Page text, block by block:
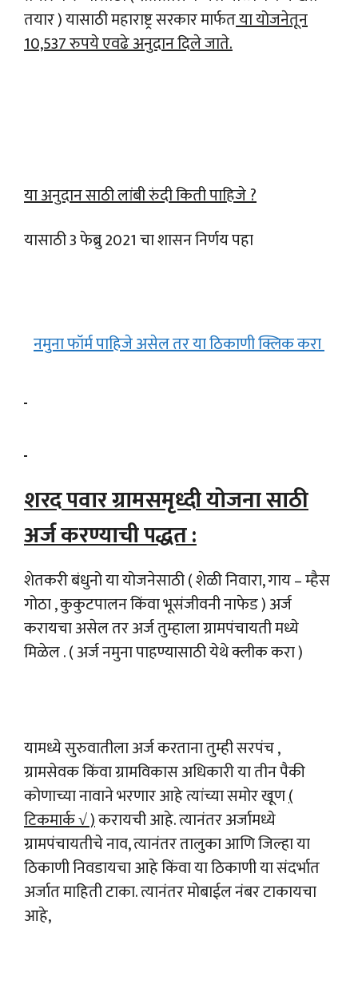
तयार ) यासाठी महाराष्ट्र सरकार मार्फतया योजनेतून
10,537 रुपये एवढे अनुदान दिले जाते.
या अनुदान साठी लांबी रुंदी किती पाहिजे ?
यासाठी 3 फेब्रु 2021 चा शासन निर्णय पहा
नमुना फॉर्म पाहिजे असेल तर या ठिकाणी क्लिक करा
शरद पवार ग्रामसमृध्दी योजना साठी
अर्ज करण्याची पद्धत :
शेतकरी बंधुनो या योजनेसाठी ( शेळी निवारा, गाय – म्हैस
गोठा , कुकुटपालन किंवा भूसंजीवनी नाफेड ) अर्ज
करायचा असेल तर अर्ज तुम्हाला ग्रामपंचायती मध्ये
मिळेल . ( अर्ज नमुना पाहण्यासाठी येथे क्लीक करा )
यामध्ये सुरुवातीला अर्ज करताना तुम्ही सरपंच ,
ग्रामसेवक किंवा ग्रामविकास अधिकारी या तीन पैकी
कोणाच्या नावाने भरणार आहे त्यांच्या समोर खूण(
टिकमार्क√)करायची आहे. त्यानंतर अर्जामध्ये
ग्रामपंचायतीचे नाव, त्यानंतर तालुका आणि जिल्हा या
ठिकाणी निवडायचा आहे किंवा या ठिकाणी या संदर्भात
अर्जात माहिती टाका. त्यानंतर मोबाईल नंबर टाकायचा
आहे,